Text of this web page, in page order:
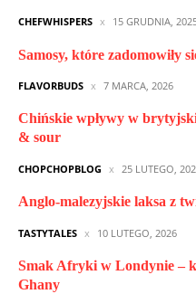
CHEFWHISPERS 15 GRUDNIA,
Samosy, które zadomowiły
FLAVORBUDS 7 MARCA, 2026
Chińskie wpływy w
& sour
CHOPCHOPBLOG 25 LUTEGO,
Anglo-malezyjskie laksa z
TASTYTALES 10 LUTEGO, 2026
Smak Afryki w Londynie –
Ghany